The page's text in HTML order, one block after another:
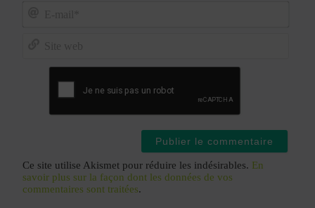
Ce site utilise Akismet pour réduire les indésirables. En
savoir plus sur la façon dont les données de vos
commentaires sont traitées.